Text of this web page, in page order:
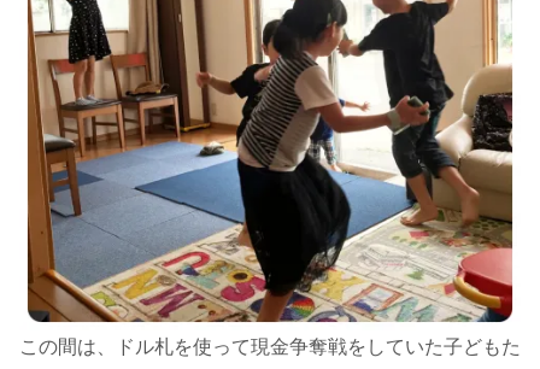
この間は、ドル札を使って現金争奪戦をしていた子どもた